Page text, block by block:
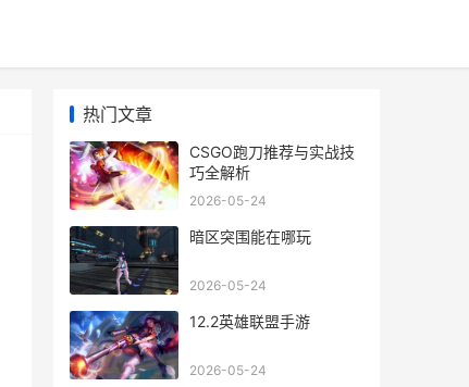
热门文章
CSGO跑刀推荐与实战技
巧全解析
2026-05-24
暗区突围能在哪玩
2026-05-24
12.2英雄联盟手游
2026-05-24